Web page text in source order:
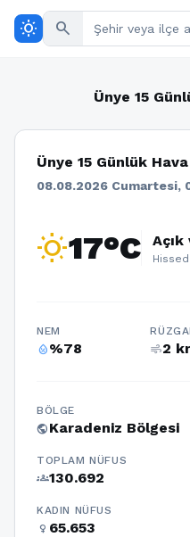
wb_sunny search
Ünye 15
Ünye 15 Günlük
08.08.2026 Cumartesi,
wb_sunny17°C Açık
NEM
humidity_percentage%78 air2
BÖLGE
publicKaradeniz Bölgesi
TOPLAM NÜFUS
groups130.692
KADIN NÜFUS
female 65.653